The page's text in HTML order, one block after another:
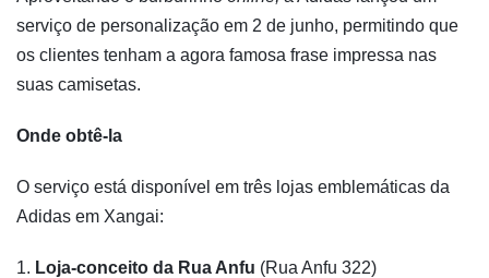
serviço de personalização em 2 de junho, permitindo que
os clientes tenham a agora famosa frase impressa nas
suas camisetas.
Onde obtê-la
O serviço está disponível em três lojas emblemáticas da
Adidas em Xangai:
1. Loja-conceito da Rua Anfu (Rua Anfu 322)